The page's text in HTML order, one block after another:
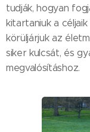
tudják, hogyan
kitartaniuk a
körüljárjuk az
siker kulcsát, és
megvalósításhoz.